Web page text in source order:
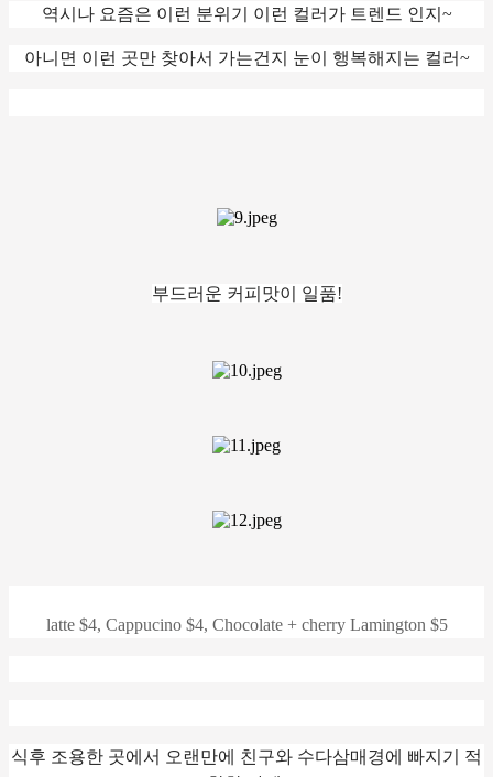
역시나 요즘은 이런 분위기 이런 컬러가 트렌드 인지~
아니면 이런 곳만 찾아서 가는건지 눈이 행복해지는 컬러~
부드러운 커피맛이 일품!
latte $4, Cappucino $4, Chocolate + cherry Lamington $5
식후 조용한 곳에서 오랜만에 친구와 수다삼매경에 빠지기 적